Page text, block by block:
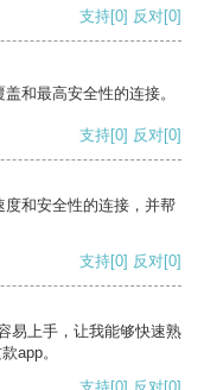
支持[0] 反对[0]
和最高安全性的连接。
支持[0] 反对[0]
和安全性的连接，并帮
支持[0] 反对[0]
易上手，让我能够快速熟
app。